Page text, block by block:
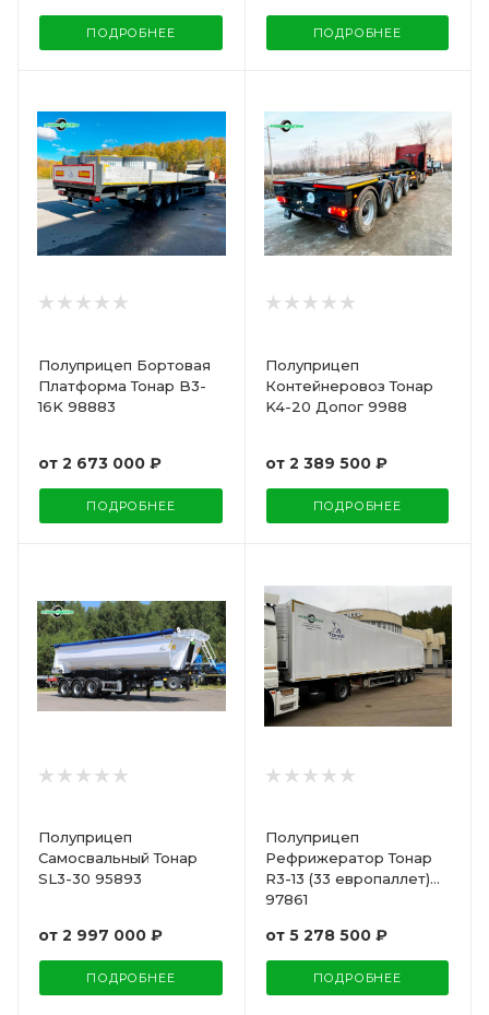
ПОДРОБНЕЕ ПОДРОБНЕЕ
Полуприцеп Бортовая
Платформа Тонар B3-
16K 98883
от 2 673 000 ₽
ПОДРОБНЕЕ
Полуприцеп
Контейнеровоз Тонар
K4-20 Допог 9988
от 2 389 500 ₽
ПОДРОБНЕЕ
Полуприцеп
Самосвальный Тонар
SL3-30 95893
от 2 997 000 ₽
ПОДРОБНЕЕ
Полуприцеп
Рефрижератор Тонар
R3-13 (33 европаллет)
97861
от 5 278 500 ₽
ПОДРОБНЕЕ